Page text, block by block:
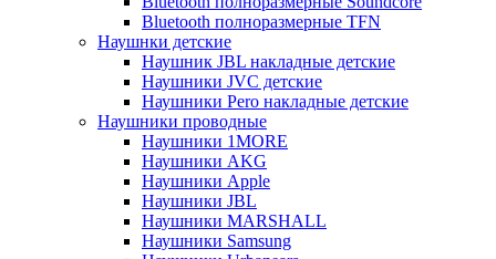
Bluetooth полноразмерные TFN
Наушнки детские
Наушник JBL накладные детские
Наушники JVC детские
Наушники Pero накладные детские
Наушники проводные
Наушники 1MORE
Наушники AKG
Наушники Apple
Наушники JBL
Наушники MARSHALL
Наушники Samsung